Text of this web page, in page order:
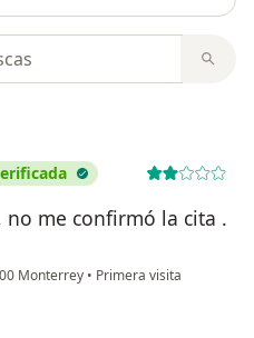
no me confirmó la cita .
Monterrey • Primera visita